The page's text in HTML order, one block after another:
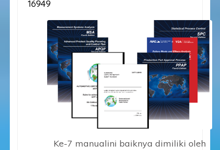
16949
Ke-7 manualini baiknya dimiliki oleh